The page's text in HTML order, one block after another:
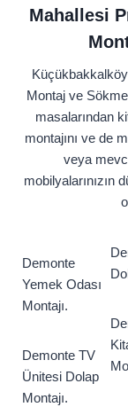
Mahallesi
Montaj ve
masalarından
montajını ve de
veya
mobilyalarınızın
Demonte
Yemek Odası
Montajı.
Demonte TV
Ünitesi Dolap
Montajı.